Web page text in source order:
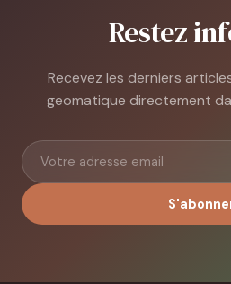
Restez
Recevez les derniers
geomatique directement